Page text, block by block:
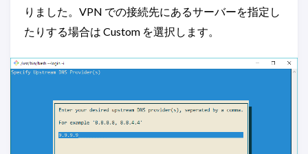
りました。VPN での接続先にあるサーバーを指定し
たりする場合は Custom を選択します。